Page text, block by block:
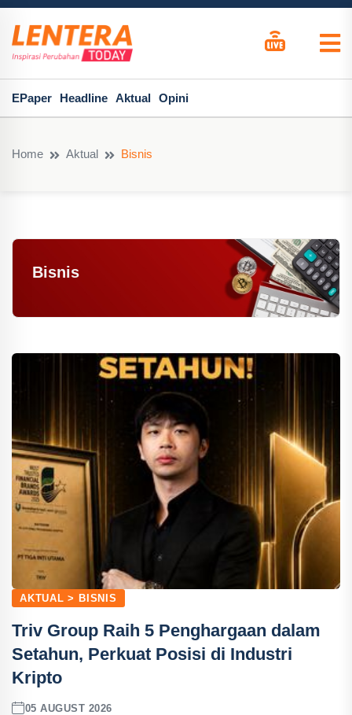
EPaper Headline Aktual Opini
Home Aktual Bisnis
Bisnis
AKTUAL > BISNIS
Triv Group Raih 5 Penghargaan dalam
Setahun, Perkuat Posisi di Industri
Kripto
05 AUGUST 2026